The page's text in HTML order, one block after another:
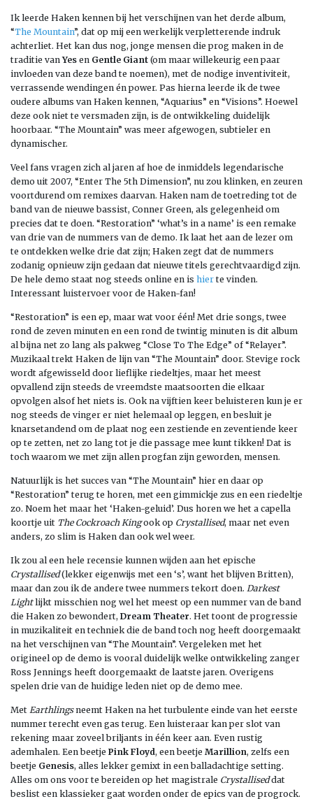
Ik leerde Haken kennen bij het verschijnen van het derde album,
“The Mountain”, dat op mij een werkelijk verpletterende indruk
achterliet. Het kan dus nog, jonge mensen die prog maken in de
traditie vanYes en Gentle Giant (om maar willekeurig een paar
invloeden van deze band te noemen), met de nodige inventiviteit,
verrassende wendingen én power. Pas hierna leerde ik de twee
oudere albums van Haken kennen, “Aquarius” en “Visions”. Hoewel
deze ook niet te versmaden zijn, is de ontwikkeling duidelijk
hoorbaar. “The Mountain” was meer afgewogen, subtieler en
dynamischer.
Veel fans vragen zich al jaren af hoe de inmiddels legendarische
demo uit 2007, “Enter The 5th Dimension”, nu zou klinken, en zeuren
voortdurend om remixes daarvan. Haken nam de toetreding tot de
band van de nieuwe bassist, Conner Green, als gelegenheid om
precies dat te doen. “Restoration” ‘what’s in a name’ is een remake
van drie van de nummers van de demo. Ik laat het aan de lezer om
te ontdekken welke drie dat zijn; Haken zegt dat de nummers
zodanig opnieuw zijn gedaan dat nieuwe titels gerechtvaardigd zijn.
De hele demo staat nog steeds online en is hier te vinden.
Interessant luistervoer voor de Haken-fan!
“Restoration” is een ep, maar wat voor één! Met drie songs, twee
rond de zeven minuten en een rond de twintig minuten is dit album
al bijna net zo lang als pakweg “Close To The Edge” of “Relayer”.
Muzikaal trekt Haken de lijn van “The Mountain” door. Stevige rock
wordt afgewisseld door lieflijke riedeltjes, maar het meest
opvallend zijn steeds de vreemdste maatsoorten die elkaar
opvolgen alsof het niets is. Ook na vijftien keer beluisteren kun je er
nog steeds de vinger er niet helemaal op leggen, en besluit je
knarsetandend om de plaat nog een zestiende en zeventiende keer
op te zetten, net zo lang tot je die passage mee kunt tikken! Dat is
toch waarom we met zijn allen progfan zijn geworden, mensen.
Natuurlijk is het succes van “The Mountain” hier en daar op
“Restoration” terug te horen, met een gimmickje zus en een riedeltje
zo. Noem het maar het ‘Haken-geluid’. Dus horen we het a capella
koortje uit The Cockroach Kingook op Crystallised, maar net even
anders, zo slim is Haken dan ook wel weer.
Ik zou al een hele recensie kunnen wijden aan het epische
Crystallised(lekker eigenwijs met een ‘s’, want het blijven Britten),
maar dan zou ik de andere twee nummers tekort doen. Darkest
Lightlijkt misschien nog wel het meest op een nummer van de band
die Haken zo bewondert, Dream Theater. Het toont de progressie
in muzikaliteit en techniek die de band toch nog heeft doorgemaakt
na het verschijnen van “The Mountain”. Vergeleken met het
origineel op de demo is vooral duidelijk welke ontwikkeling zanger
Ross Jennings heeft doorgemaakt de laatste jaren. Overigens
spelen drie van de huidige leden niet op de demo mee.
Met Earthlingsneemt Haken na het turbulente einde van het eerste
nummer terecht even gas terug. Een luisteraar kan per slot van
rekening maar zoveel briljants in één keer aan. Even rustig
ademhalen. Een beetje Pink Floyd , een beetje Marillion, zelfs een
beetje Genesis, alles lekker gemixt in een balladachtige setting.
Alles om ons voor te bereiden op het magistrale Crystalliseddat
beslist een klassieker gaat worden onder de epics van de progrock.